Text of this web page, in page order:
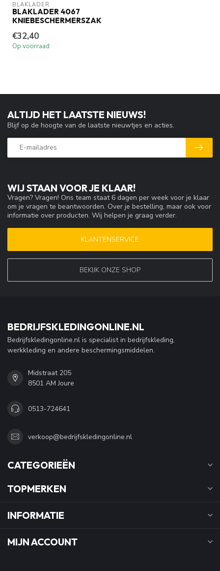
BLAKLADER
BLAKLADER 4067
KNIEBESCHERMERSZAK
€32,40
Op voorraad
WIJ STAAN VOOR JE KLAAR!
Vragen? Vragen! Ons team staat 6 dagen per week voor je klaar
om je vragen te beantwoorden. Over je bestelling, maar ook voor
informatie over producten. Wij helpen je graag verder.
KLANTENSERVICE
BEKIJK ONZE SHOP
ALTIJD HET LAATSTE NIEUWS!
Blijf op de hoogte van de laatste nieuwtjes en acties.
BEDRIJFSKLEDINGONLINE.NL
Bedrijfskledingonline.nl is specialist in bedrijfskleding,
werkkleding en andere beschermingsmiddelen.
Midstraat 205
8501 AM Joure
0513-724641
verkoop@bedrijfskledingonline.nl
CATEGORIEËN
TOPMERKEN
INFORMATIE
MIJN ACCOUNT